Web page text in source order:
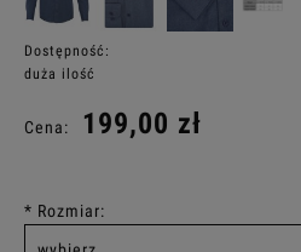
Dostępność:
duża ilość
Cena: 199,00 zł
* Rozmiar: